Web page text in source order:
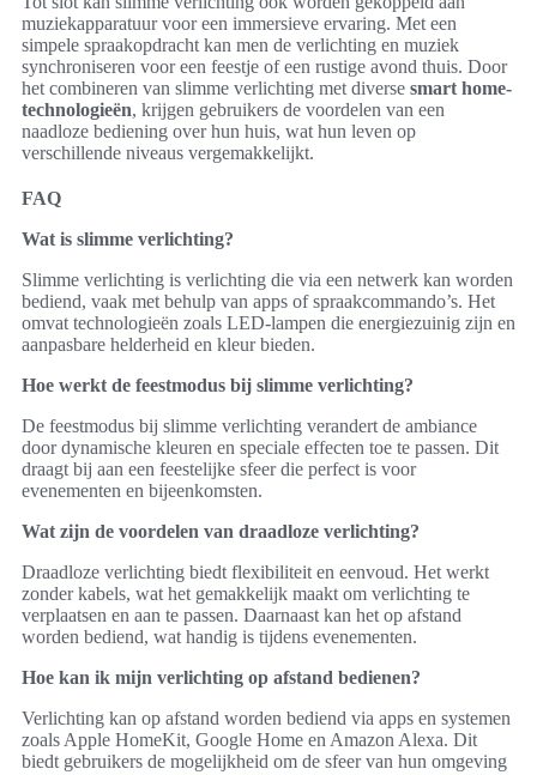
muziekapparatuur voor een immersieve ervaring. Met een
simpele spraakopdracht kan men de verlichting en muziek
synchroniseren voor een feestje of een rustige avond thuis. Door
het combineren van slimme verlichting met diverse smart home-
technologieën, krijgen gebruikers de voordelen van een
naadloze bediening over hun huis, wat hun leven op
verschillende niveaus vergemakkelijkt.
FAQ
Wat is slimme verlichting?
Slimme verlichting is verlichting die via een netwerk kan worden
bediend, vaak met behulp van apps of spraakcommando’s. Het
omvat technologieën zoals LED-lampen die energiezuinig zijn en
aanpasbare helderheid en kleur bieden.
Hoe werkt de feestmodus bij slimme verlichting?
De feestmodus bij slimme verlichting verandert de ambiance
door dynamische kleuren en speciale effecten toe te passen. Dit
draagt bij aan een feestelijke sfeer die perfect is voor
evenementen en bijeenkomsten.
Wat zijn de voordelen van draadloze verlichting?
Draadloze verlichting biedt flexibiliteit en eenvoud. Het werkt
zonder kabels, wat het gemakkelijk maakt om verlichting te
verplaatsen en aan te passen. Daarnaast kan het op afstand
worden bediend, wat handig is tijdens evenementen.
Hoe kan ik mijn verlichting op afstand bedienen?
Verlichting kan op afstand worden bediend via apps en systemen
zoals Apple HomeKit, Google Home en Amazon Alexa. Dit
biedt gebruikers de mogelijkheid om de sfeer van hun omgeving